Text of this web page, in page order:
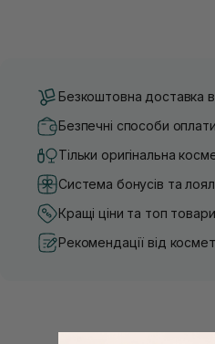
Безкоштовна доставка
Безпечні способи оплати
Тільки оригінальна
Система бонусів та
Кращі ціни та топ товари
Рекомендації від